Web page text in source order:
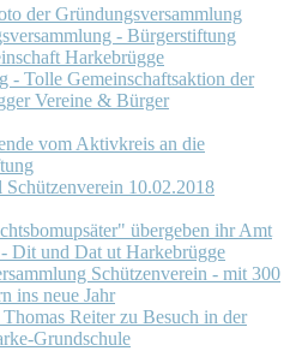
der Gründungsversammlung
- Bürgerstiftung
Harkebrügge
- Tolle Gemeinschaftsaktion der
Vereine & Bürger
vom Aktivkreis an die
Schützenverein 10.02.2018
übergeben ihr Amt
Dit und Dat ut Harkebrügge
Schützenverein - mit 300
ins neue Jahr
Reiter zu Besuch in der
Grundschule